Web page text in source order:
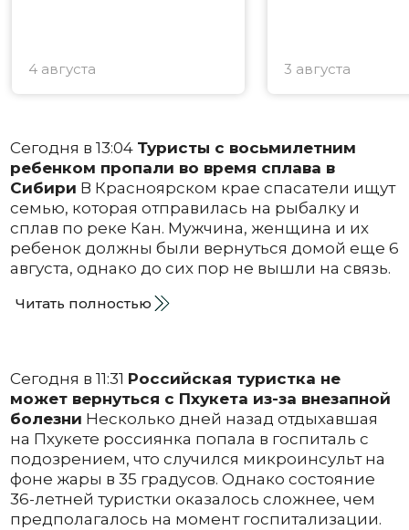
4 августа 3 августа
Сегодня в 13:04 Туристы с восьмилетним
ребенком пропали во время сплава в
Сибири В Красноярском крае спасатели ищут
семью, которая отправилась на рыбалку и
сплав по реке Кан. Мужчина, женщина и их
ребенок должны были вернуться домой еще 6
августа, однако до сих пор не вышли на связь.
Читать полностью
Сегодня в 11:31 Российская туристка не
может вернуться с Пхукета из-за внезапной
болезни Несколько дней назад отдыхавшая
на Пхукете россиянка попала в госпиталь с
подозрением, что случился микроинсульт на
фоне жары в 35 градусов. Однако состояние
36-летней туристки оказалось сложнее, чем
предполагалось на момент госпитализации.